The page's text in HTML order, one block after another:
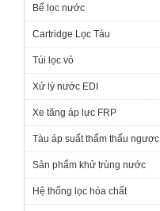
Bể lọc nước
Cartridge Lọc Tàu
Túi lọc vỏ
Xử lý nước EDI
Xe tăng áp lực FRP
Tàu áp suất thẩm thấu ngược
Sản phẩm khử trùng nước
Hệ thống lọc hóa chất